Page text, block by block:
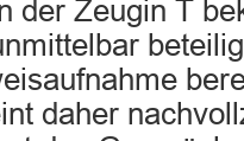
der Zeugin T
daher